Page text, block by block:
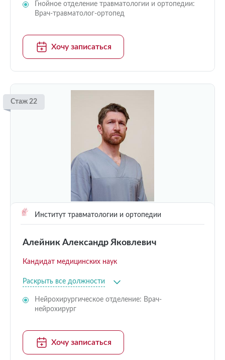
Гнойное отделение травматологии и ортопедии:
Врач-травматолог-ортопед
Хочу записаться
Стаж 22
Институт травматологии и ортопедии
Алейник Александр Яковлевич
Кандидат медицинских наук
Раскрыть все должности
Нейрохирургическое отделение: Врач-
нейрохирург
Хочу записаться